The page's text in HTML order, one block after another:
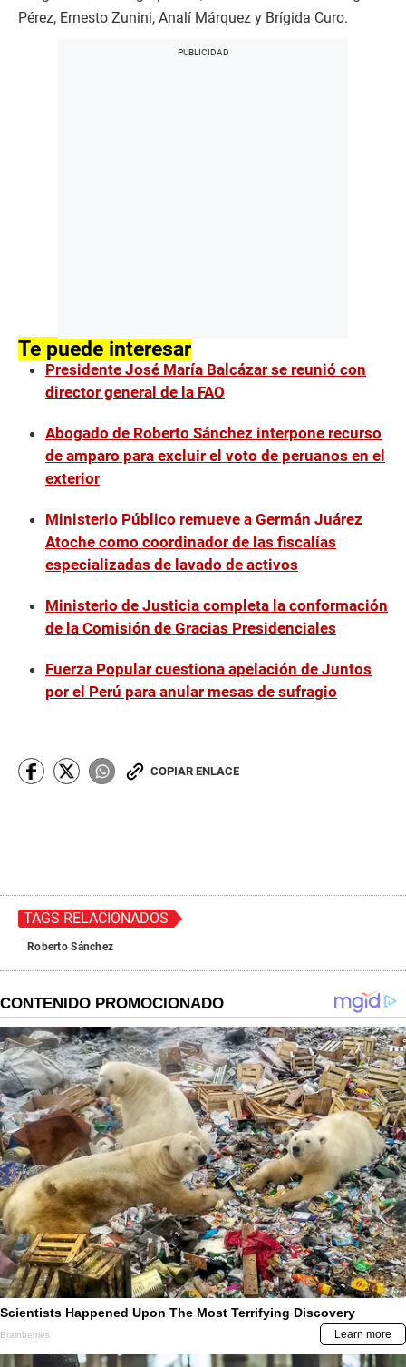
Pérez, Ernesto Zunini, Analí Márquez y Brígida Curo.
Te puede interesar
Presidente José María Balcázar se reunió con
director general de la FAO
Abogado de Roberto Sánchez interpone recurso
de amparo para excluir el voto de peruanos en el
exterior
Ministerio Público remueve a Germán Juárez
Atoche como coordinador de las fiscalías
especializadas de lavado de activos
Ministerio de Justicia completa la conformación
de la Comisión de Gracias Presidenciales
Fuerza Popular cuestiona apelación de Juntos
por el Perú para anular mesas de sufragio
COPIAR ENLACE
TAGS RELACIONADOS
Roberto Sánchez